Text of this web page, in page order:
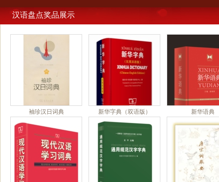
汉语盘点奖品展示
袖珍汉日词典 新华字典（双语版） 新华语典